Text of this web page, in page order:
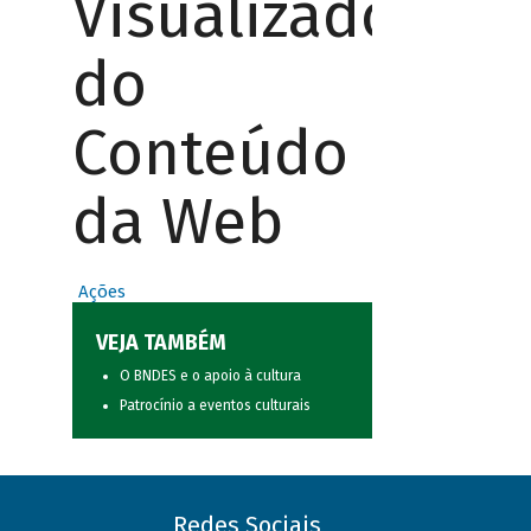
Visualizador
do
Conteúdo
da Web
Ações
VEJA TAMBÉM
O BNDES e o apoio à cultura
Patrocínio a eventos culturais
Redes Sociais